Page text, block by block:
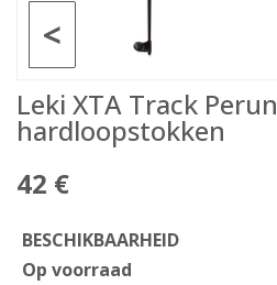
<
Leki XTA Track Perun
hardloopstokken
42 €
BESCHIKBAARHEID
Op voorraad